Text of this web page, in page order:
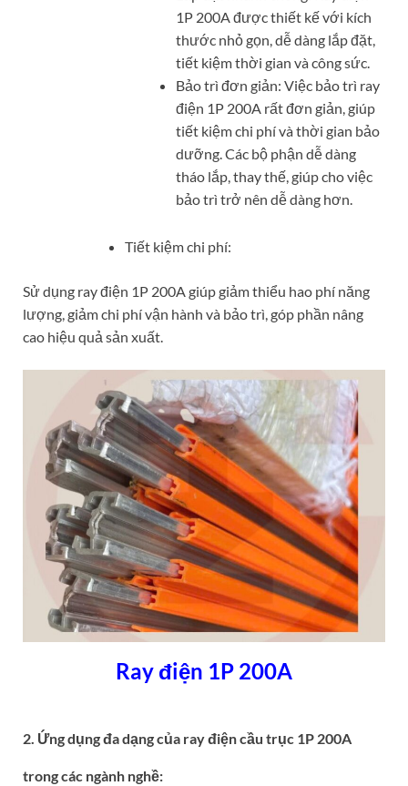
1P 200A được thiết kế với kích
thước nhỏ gọn, dễ dàng lắp đặt,
tiết kiệm thời gian và công sức.
Bảo trì đơn giản: Việc bảo trì ray
điện 1P 200A rất đơn giản, giúp
tiết kiệm chi phí và thời gian bảo
dưỡng. Các bộ phận dễ dàng
tháo lắp, thay thế, giúp cho việc
bảo trì trở nên dễ dàng hơn.
Tiết kiệm chi phí:
Sử dụng ray điện 1P 200A giúp giảm thiểu hao phí năng
lượng, giảm chi phí vận hành và bảo trì, góp phần nâng
cao hiệu quả sản xuất.
Ray điện 1P 200A
2. Ứng dụng đa dạng của ray điện cầu trục 1P 200A
trong các ngành nghề: